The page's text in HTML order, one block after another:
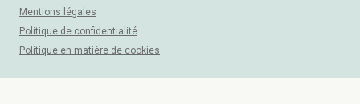
Mentions légales
Politique de confidentialité
Politique en matière de cookies